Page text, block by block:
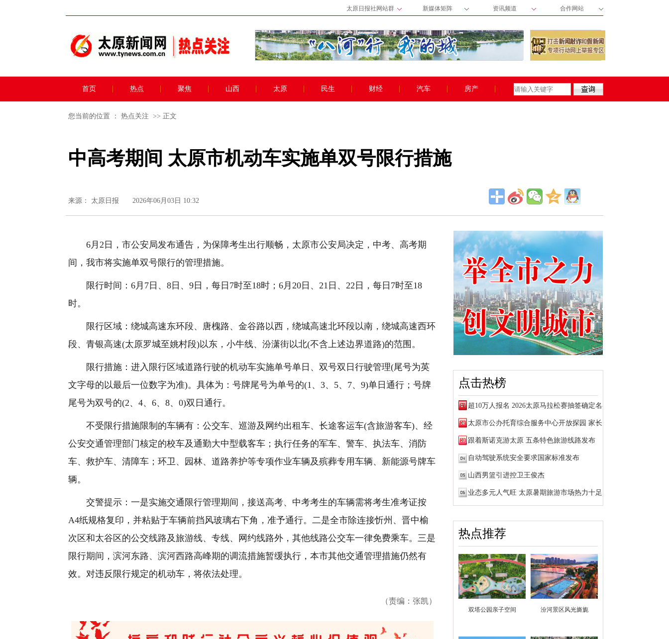
太原日报社网站群 新媒体矩阵 资讯频道 合作网站
首页 热点 聚焦 山西 太原 民生 财经 汽车 房产
您当前的位置 ： 热点关注 >> 正文
中高考期间 太原市机动车实施单双号限行措施
来源： 太原日报 2026年06月03日 10:32
6月2日，市公安局发布通告，为保障考生出行顺畅，太原市公安局决定，中考、高考期
间，我市将实施单双号限行的管理措施。
限行时间：6月7日、8日、9日，每日7时至18时；6月20日、21日、22日，每日7时至18
时。
限行区域：绕城高速东环段、唐槐路、金谷路以西，绕城高速北环段以南，绕城高速西环
段、青银高速(太原罗城至姚村段)以东，小牛线、汾潇街以北(不含上述边界道路)的范围。
限行措施：进入限行区域道路行驶的机动车实施单号单日、双号双日行驶管理(尾号为英
文字母的以最后一位数字为准)。具体为：号牌尾号为单号的(1、3、5、7、9)单日通行；号牌
尾号为双号的(2、4、6、8、0)双日通行。
不受限行措施限制的车辆有：公交车、巡游及网约出租车、长途客运车(含旅游客车)、经
公安交通管理部门核定的校车及通勤大中型载客车；执行任务的军车、警车、执法车、消防
车、救护车、清障车；环卫、园林、道路养护等专项作业车辆及殡葬专用车辆、新能源号牌车
辆。
交警提示：一是实施交通限行管理期间，接送高考、中考考生的车辆需将考生准考证按
A4纸规格复印，并粘贴于车辆前挡风玻璃右下角，准予通行。二是全市除连接忻州、晋中榆
次区和太谷区的公交线路及旅游线、专线、网约线路外，其他线路公交车一律免费乘车。三是
限行期间，滨河东路、滨河西路高峰期的调流措施暂缓执行，本市其他交通管理措施仍然有
效。对违反限行规定的机动车，将依法处理。
（责编：张凯）
点击热榜
超10万人报名 2026太原马拉松赛抽签确定名额
跟着斯诺克游太原 五条特色旅游线路发布
自动驾驶系统安全要求国家标准发布
山西男篮引进控卫王俊杰
业态多元人气旺 太原暑期旅游市场热力十足
热点推荐
双塔公园亲子空间 汾河景区风光旖旎